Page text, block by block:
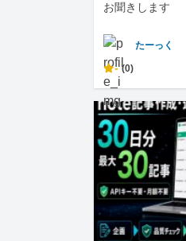
お聞きします
たーっく
- (0)